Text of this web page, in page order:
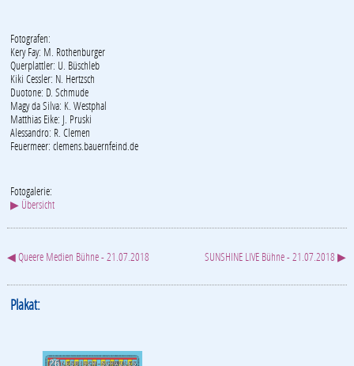
Fotografen:
Kery Fay: M. Rothenburger
Querplattler: U. Büschleb
Kiki Cessler: N. Hertzsch
Duotone: D. Schmude
Magy da Silva: K. Westphal
Matthias Eike: J. Pruski
Alessandro: R. Clemen
Feuermeer: clemens.bauernfeind.de
Fotogalerie:
▶ Übersicht
◀ Queere Medien Bühne - 21.07.2018 SUNSHINE LIVE Bühne - 21.07.2018 ▶
Plakat: